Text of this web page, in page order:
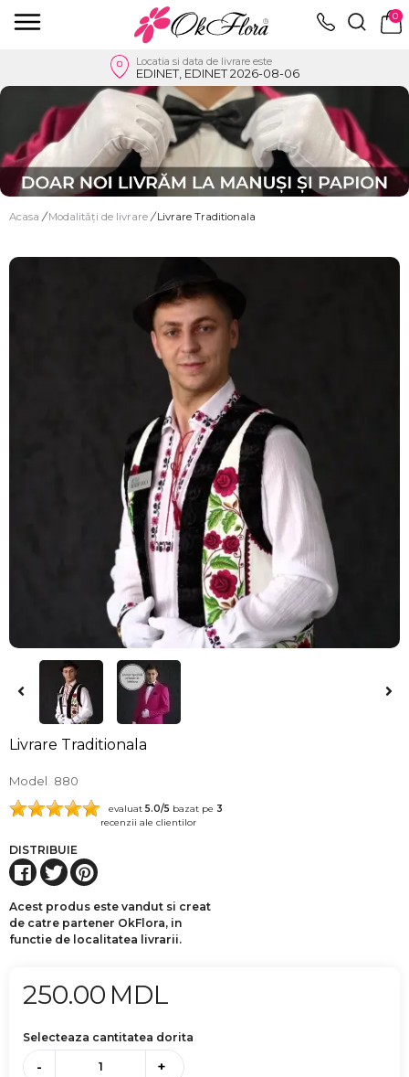
0
Locatia si data de livrare este
EDINET, EDINET 2026-08-06
Acasa / Modalități de livrare / Livrare Traditionala
Livrare Traditionala
Model 880
evaluat 5.0/5 bazat pe 3
recenzii ale clientilor
DISTRIBUIE
Acest produs este vandut si creat
de catre partener OkFlora, in
functie de localitatea livrarii.
250.00 MDL
Selecteaza cantitatea dorita
- +